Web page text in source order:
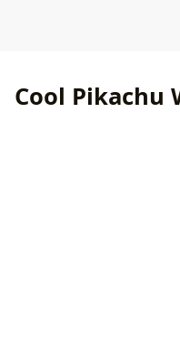
Cool Pikachu